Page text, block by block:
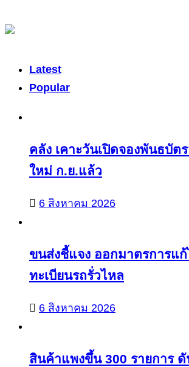
Latest
Popular
คลัง เคาะวันเปิดจองพันธบัต
ใหม่ ก.ย.แล้ว
6 สิงหาคม 2026
ขนส่งชี้แจง ออกมาตรการแ
ทะเบียนรถรั่วไหล
6 สิงหาคม 2026
สินค้าแพงขึ้น 300 รายการ ดั